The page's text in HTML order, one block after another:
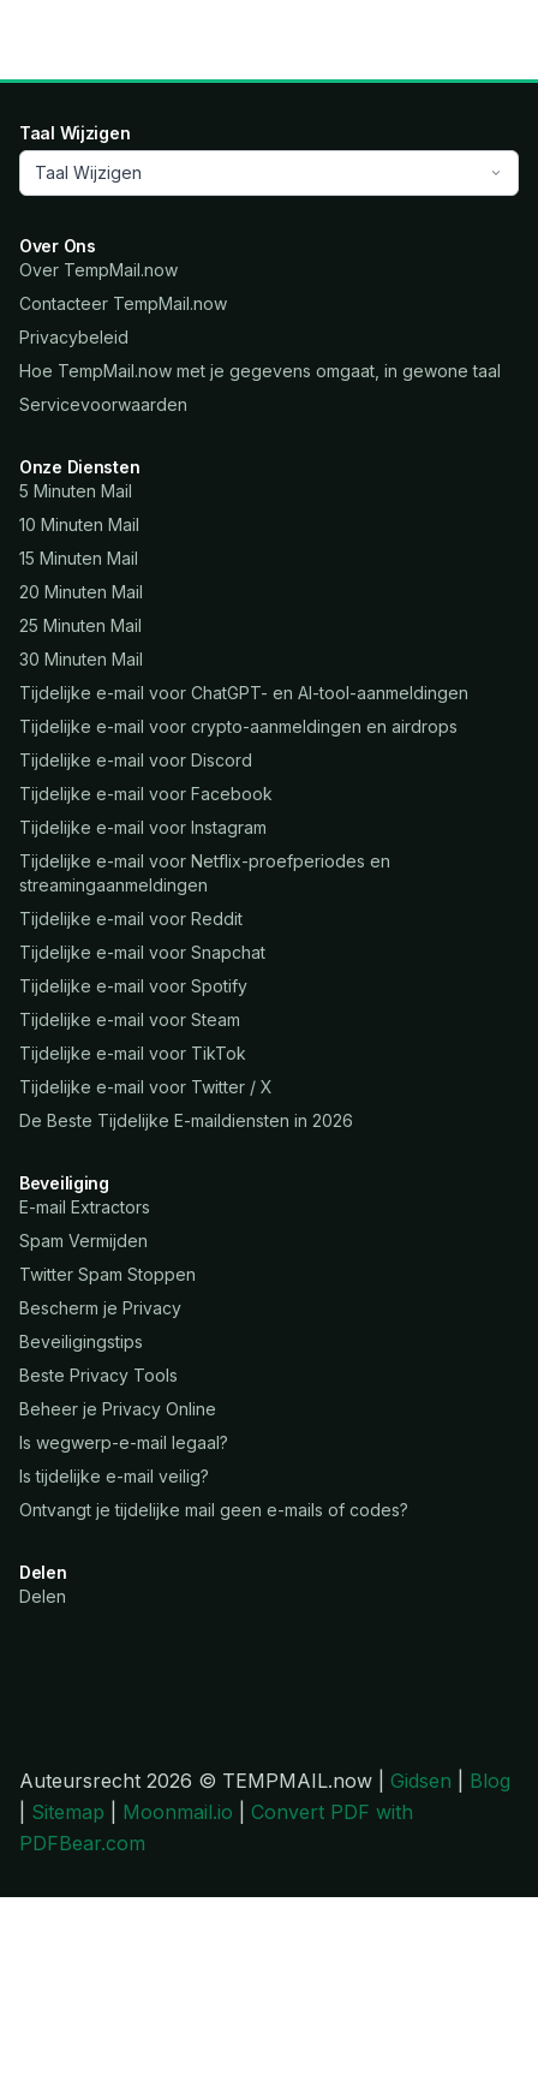
Taal Wijzigen
Taal Wijzigen
Over Ons
Over TempMail.now
Contacteer TempMail.now
Privacybeleid
Hoe TempMail.now met je gegevens omgaat, in gewone taal
Servicevoorwaarden
Onze Diensten
5 Minuten Mail
10 Minuten Mail
15 Minuten Mail
20 Minuten Mail
25 Minuten Mail
30 Minuten Mail
Tijdelijke e-mail voor ChatGPT- en AI-tool-aanmeldingen
Tijdelijke e-mail voor crypto-aanmeldingen en airdrops
Tijdelijke e-mail voor Discord
Tijdelijke e-mail voor Facebook
Tijdelijke e-mail voor Instagram
Tijdelijke e-mail voor Netflix-proefperiodes en
streamingaanmeldingen
Tijdelijke e-mail voor Reddit
Tijdelijke e-mail voor Snapchat
Tijdelijke e-mail voor Spotify
Tijdelijke e-mail voor Steam
Tijdelijke e-mail voor TikTok
Tijdelijke e-mail voor Twitter / X
De Beste Tijdelijke E-maildiensten in 2026
Beveiliging
E-mail Extractors
Spam Vermijden
Twitter Spam Stoppen
Bescherm je Privacy
Beveiligingstips
Beste Privacy Tools
Beheer je Privacy Online
Is wegwerp-e-mail legaal?
Is tijdelijke e-mail veilig?
Ontvangt je tijdelijke mail geen e-mails of codes?
Delen
Delen
Auteursrecht 2026 © TEMPMAIL.now | Gidsen
Blog
Sitemap Moonmail.io
Convert PDF with
PDFBear.com